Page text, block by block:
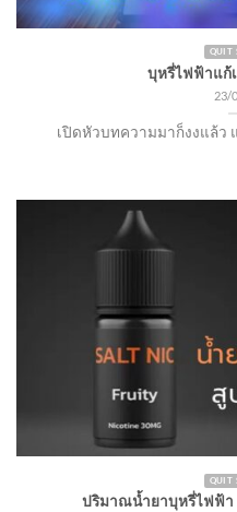
QUIT
บุหรี่ไฟฟ้าแก้
23/
เปิดหัวบทความมาก็งงแล้ว
QUIT
ปริมาณน้ำยาบุหรี่ไฟฟ้า